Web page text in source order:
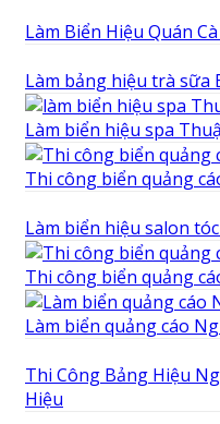
Làm Biển Hiệu Quán
Làm bảng hiệu trà sữa
Làm biển hiệu spa
Thi công biển quảng
Làm biển hiệu salon
Thi công biển quảng
Làm biển quảng cáo
Thi Công Bảng Hiệu
Hiệu